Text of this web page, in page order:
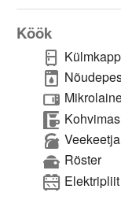
Köök
Külmkapp
Veekeetja
Röster